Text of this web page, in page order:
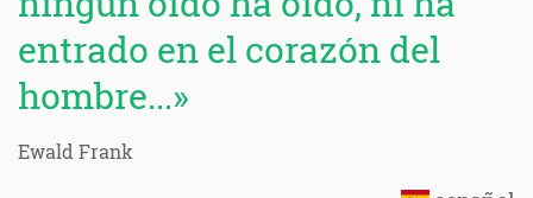
entrado en el corazón del
hombre...»
Ewald Frank